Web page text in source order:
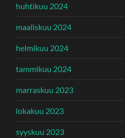
huhtikuu 2024
maaliskuu 2024
helmikuu 2024
tammikuu 2024
marraskuu 2023
lokakuu 2023
syyskuu 2023